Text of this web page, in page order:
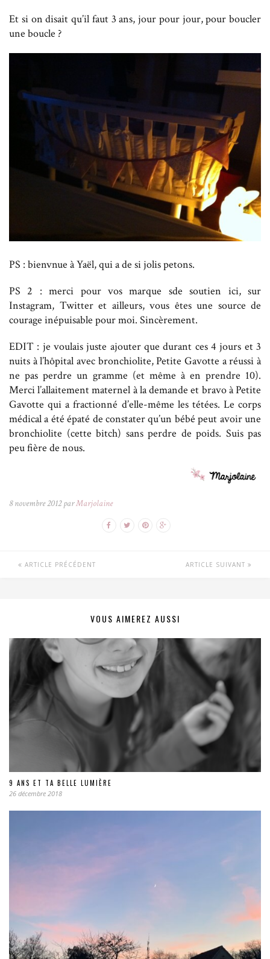
Et si on disait qu’il faut 3 ans, jour pour jour, pour boucler
une boucle ?
PS : bienvnue à Yaël, qui a de si jolis petons.
PS 2 : merci pour vos marque sde soutien ici, sur
Instagram, Twitter et ailleurs, vous êtes une source de
courage inépuisable pour moi. Sincèrement.
EDIT : je voulais juste ajouter que durant ces 4 jours et 3
nuits à l’hôpital avec bronchiolite, Petite Gavotte a réussi à
ne pas perdre un gramme (et même à en prendre 10).
Merci l’allaitement maternel à la demande et bravo à Petite
Gavotte qui a fractionné d’elle-même les tétées. Le corps
médical a été épaté de constater qu’un bébé peut avoir une
bronchiolite (cette bitch) sans perdre de poids. Suis pas
peu fière de nous.
8 novembre 2012 parMarjolaine
ARTICLE PRÉCÉDENT ARTICLE SUIVANT
VOUS AIMEREZ AUSSI
9 ANS ET TA BELLE LUMIÈRE
26 décembre 2018